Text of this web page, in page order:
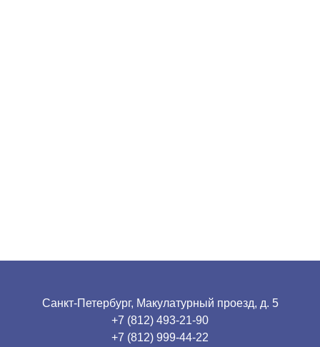
Санкт-Петербург, Макулатурный проезд, д. 5
+7 (812) 493-21-90
+7 (812) 999-44-22